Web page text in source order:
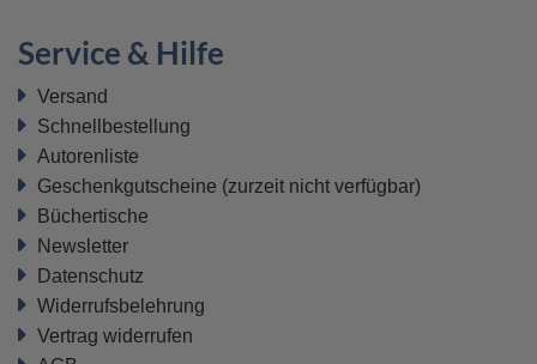
Service & Hilfe
Versand
Schnellbestellung
Autorenliste
Geschenkgutscheine (zurzeit nicht verfügbar)
Büchertische
Newsletter
Datenschutz
Widerrufsbelehrung
Vertrag widerrufen